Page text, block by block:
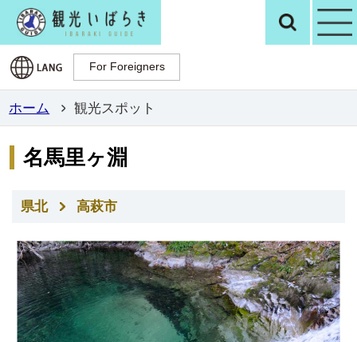
観光いばらき検
For Foreigners
For Foreigners
ホーム 観光スポット
名馬里ヶ淵
県北 高萩市